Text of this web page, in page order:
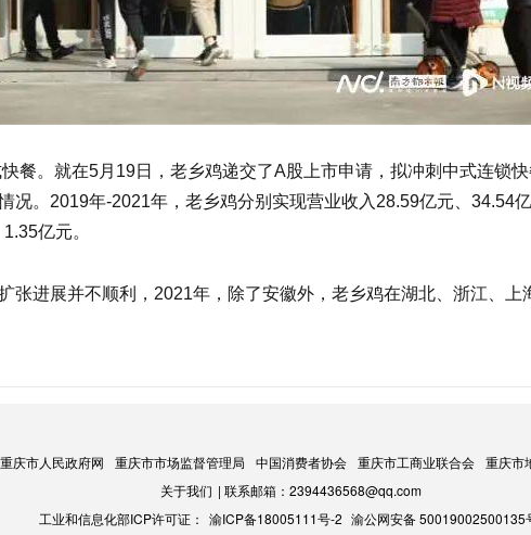
餐。就在5月19日，老乡鸡递交了A股上市申请，拟冲刺中式连锁
况。2019年-2021年，老乡鸡分别实现营业收入28.59亿元、34.54亿
亿元。
张进展并不顺利，2021年，除了安徽外，老乡鸡在湖北、浙江、上
重庆市人民政府网 重庆市市场监督管理局 中国消费者协会 重庆市工商业联合会 重庆市
关于我们 | 联系邮箱：2394436568@qq.com
工业和信息化部ICP许可证： 渝ICP备18005111号-2 渝公网安备 50019002500135